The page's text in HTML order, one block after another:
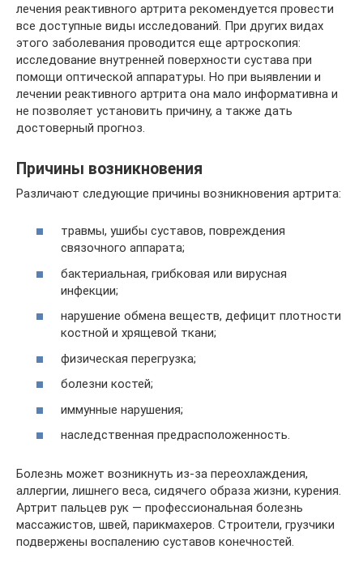
лечения реактивного артрита рекомендуется провести
все доступные виды исследований. При других видах
этого заболевания проводится еще артроскопия:
исследование внутренней поверхности сустава при
помощи оптической аппаратуры. Но при выявлении и
лечении реактивного артрита она мало информативна и
не позволяет установить причину, а также дать
достоверный прогноз.
Причины возникновения
Различают следующие причины возникновения артрита:
травмы, ушибы суставов, повреждения
связочного аппарата;
бактериальная, грибковая или вирусная
инфекции;
нарушение обмена веществ, дефицит плотности
костной и хрящевой ткани;
физическая перегрузка;
болезни костей;
иммунные нарушения;
наследственная предрасположенность.
Болезнь может возникнуть из-за переохлаждения,
аллергии, лишнего веса, сидячего образа жизни, курения.
Артрит пальцев рук — профессиональная болезнь
массажистов, швей, парикмахеров. Строители, грузчики
подвержены воспалению суставов конечностей.